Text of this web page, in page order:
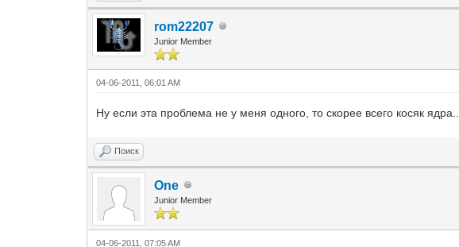
rom22207
Junior Member
04-06-2011, 06:01 AM
Ну если эта проблема не у меня одного, то скорее всего косяк
Поиск
One
Junior Member
04-06-2011, 07:05 AM